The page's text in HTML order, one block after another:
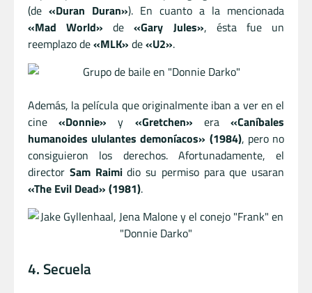
(de «Duran Duran»). En cuanto a la mencionada
«Mad World» de«Gary Jules», ésta fue un
reemplazo de«MLK» de«U2».
Además, la película que originalmente iban a ver en el
cine«Donnie» y «Gretchen» era«Caníbales
humanoides ululantes demoníacos» (1984), pero no
consiguieron los derechos. Afortunadamente, el
director Sam Raimidio su permiso para que usaran
«The Evil Dead» (1981).
4. Secuela